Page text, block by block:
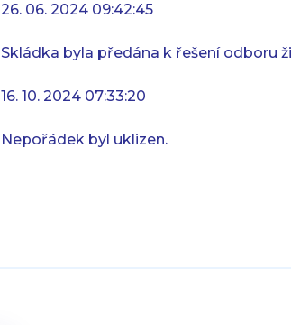
26. 06. 2024 09:42:45
Skládka byla předána k řešení odboru
16. 10. 2024 07:33:20
Nepořádek byl uklizen.